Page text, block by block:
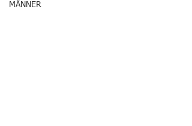
MÄNNER